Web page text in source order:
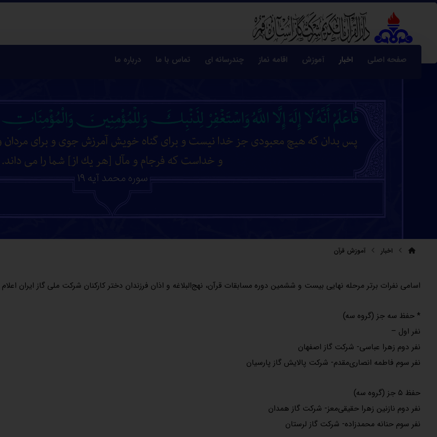
صفحه اصلی اخبار آموزش اقامه نماز چندرسانه ای تماس با ما درباره ما
اخبار آموزش قرآن
اسامی نفرات برتر مرحله نهایی بیست و ششمین دوره مسابقات قرآن، نهج‌البلاغه و اذان فرزندان دختر کارکنان شرکت ملی گاز ایران
* حفظ سه جز (گروه سه)
نفر اول –
نفر دوم زهرا عباسی- شرکت گاز اصفهان
نفر سوم فاطمه انصاری‌مقدم- شرکت پالایش گاز پارسیان
حفظ ۵ جز (گروه سه)
نفر دوم نازنین زهرا حقیقی‌معز- شرکت گاز همدان
نفر سوم حنانه محمدزاده- شرکت گاز لرستان